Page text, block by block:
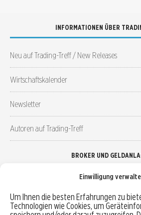
Einwilligung
Um Ihnen die besten Erfahrungen zu
Technologien wie Cookies, um
INFORMATIONEN ÜBER
Neu auf Trading-Treff / New Releases
Wirtschaftskalender
Newsletter
Autoren auf Trading-Treff
BROKER UND
Robo-Advisor vergleichen